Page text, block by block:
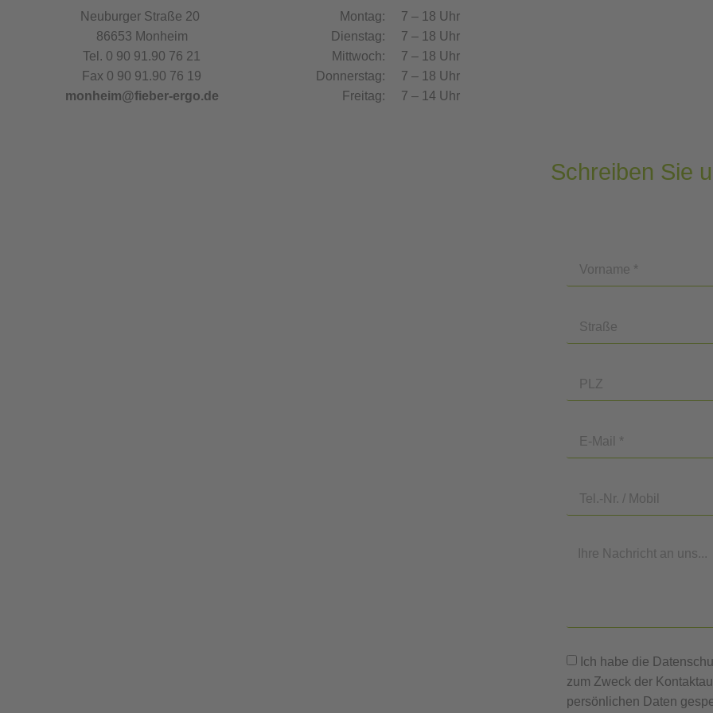
Neuburger Straße 20
86653 Monheim
Tel. 0 90 91.90 76 21
Fax 0 90 91.90 76 19
monheim@fieber-ergo.de
Montag:
Dienstag:
Mittwoch:
Donnerstag:
Freitag:
7 – 18 Uhr
7 – 18 Uhr
7 – 18 Uhr
7 – 18 Uhr
7 – 14 Uhr
Schreiben Sie
Ich habe die
zum Zweck der
persönlichen Daten